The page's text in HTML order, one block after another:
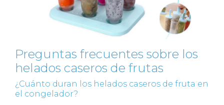
Preguntas frecuentes sobre los
helados caseros de frutas
¿Cuánto duran los helados caseros de fruta en
el congelador?